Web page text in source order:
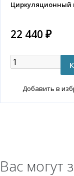
Циркуляционный
22 440 ₽
Добавить в
Вас могут